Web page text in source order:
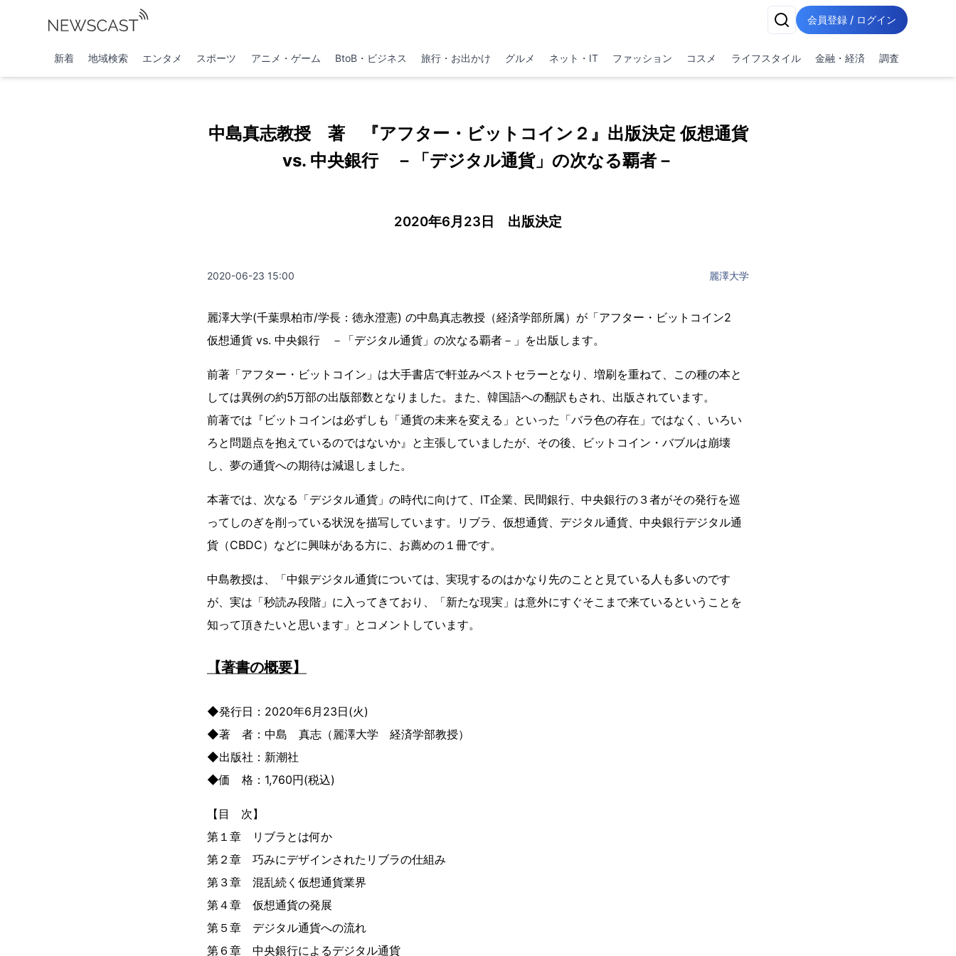
会員登録 / ログイン
新着 地域検索 エンタメ スポーツ アニメ・ゲーム BtoB・ビジネス 旅行・お出かけ グルメ ネット・IT ファッション コスメ ライフスタイル 金融・経済 調査
中島真志教授 著 『アフター・ビットコイン２』出版決定 仮想通貨
vs. 中央銀行 －「デジタル通貨」の次なる覇者－
2020年6月23日 出版決定
2020-06-23 15:00 麗澤大学
麗澤大学(千葉県柏市/学長：徳永澄憲) の中島真志教授（経済学部所属）が「アフター・ビットコイン2
仮想通貨 vs. 中央銀行 －「デジタル通貨」の次なる覇者－」を出版します。
前著「アフター・ビットコイン」は大手書店で軒並みベストセラーとなり、増刷を重ねて、この種の本と
しては異例の約5万部の出版部数となりました。また、韓国語への翻訳もされ、出版されています。
前著では『ビットコインは必ずしも「通貨の未来を変える」といった「バラ色の存在」ではなく、いろい
ろと問題点を抱えているのではないか』と主張していましたが、その後、ビットコイン・バブルは崩壊
し、夢の通貨への期待は減退しました。
本著では、次なる「デジタル通貨」の時代に向けて、IT企業、民間銀行、中央銀行の３者がその発行を巡
ってしのぎを削っている状況を描写しています。リブラ、仮想通貨、デジタル通貨、中央銀行デジタル通
貨（CBDC）などに興味がある方に、お薦めの１冊です。
中島教授は、「中銀デジタル通貨については、実現するのはかなり先のことと見ている人も多いのです
が、実は「秒読み段階」に入ってきており、「新たな現実」は意外にすぐそこまで来ているということを
知って頂きたいと思います」とコメントしています。
【著書の概要】
◆発行日：2020年6月23日(火)
◆著 者：中島 真志（麗澤大学 経済学部教授）
◆出版社：新潮社
◆価 格：1,760円(税込)
【目 次】
第１章 リブラとは何か
第２章 巧みにデザインされたリブラの仕組み
第３章 混乱続く仮想通貨業界
第４章 仮想通貨の発展
第５章 デジタル通貨への流れ
第６章 中央銀行によるデジタル通貨